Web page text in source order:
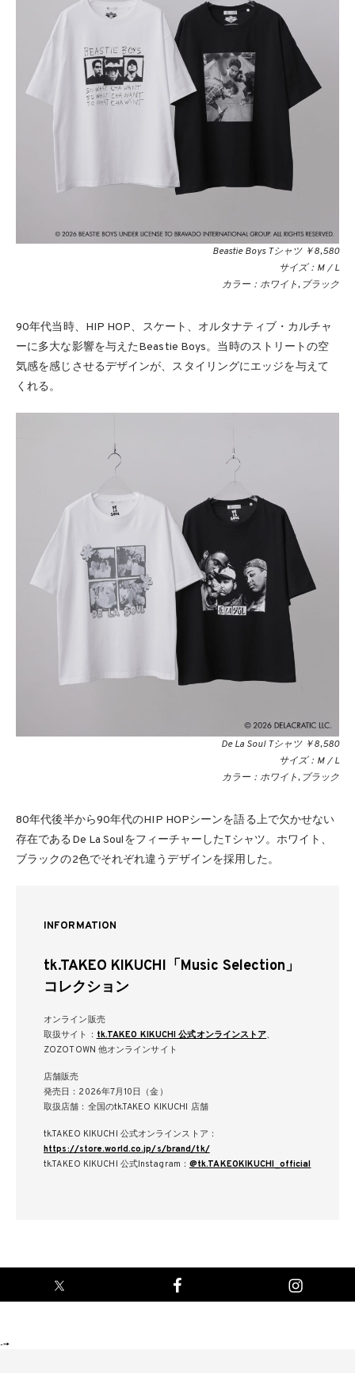
Beastie Boys Tシャツ ￥8,580
サイズ：M / L
カラー：ホワイト,ブラック
90年代当時、HIP HOP、スケート、オルタナティブ・カルチャ
ーに多大な影響を与えたBeastie Boys。当時のストリートの空
気感を感じさせるデザインが、スタイリングにエッジを与えて
くれる。
De La Soul Tシャツ ￥8,580
サイズ：M / L
カラー：ホワイト,ブラック
80年代後半から90年代のHIP HOPシーンを語る上で欠かせない
存在であるDe La SoulをフィーチャーしたTシャツ。ホワイト、
ブラックの2色でそれぞれ違うデザインを採用した。
INFORMATION
tk.TAKEO KIKUCHI「Music Selection」
コレクション
オンライン販売
取扱サイト： tk.TAKEO KIKUCHI 公式オンラインストア、
ZOZOTOWN 他オンラインサイト
店舗販売
発売日：2026年7月10日（金）
取扱店舗：全国のtk.TAKEO KIKUCHI 店舗
tk.TAKEO KIKUCHI 公式オンラインストア：
https://store.world.co.jp/s/brand/tk/
tk.TAKEO KIKUCHI 公式Instagram： @tk.TAKEOKIKUCHI_official
-->